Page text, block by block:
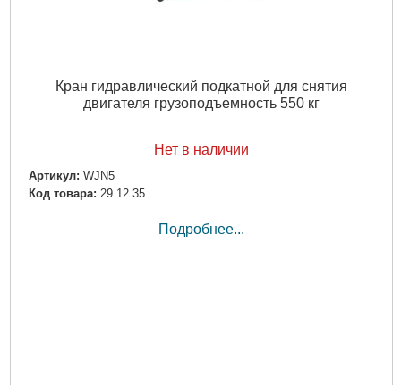
Кран гидравлический подкатной для снятия
двигателя грузоподъемность 550 кг
Нет в наличии
Артикул: WJN5
Код товара: 29.12.35
Подробнее...